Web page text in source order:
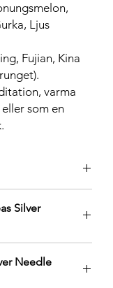
Ljus
Fujian, Kina
varma
som en
det te som är
eftersom de
aldrig rullas eller
från Fuding,
Varje knopp
Silver
te får vissna
bevarar
Needle